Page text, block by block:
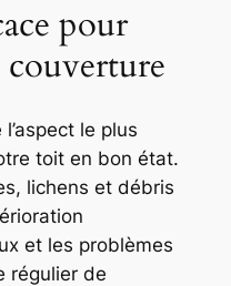
pour
couverture
le plus
toit en bon état.
lichens et débris
et les problèmes
régulier de